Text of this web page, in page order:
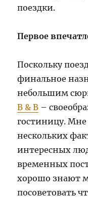
поездки.
Первое
Поскольку
финальное
небольшим
B & B –
гостиницу. Мне
нескольких
интересных
временных
хорошо знают
посоветовать